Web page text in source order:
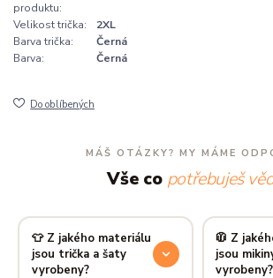
produktu:
Velikost trička:
2XL
Barva trička:
Černá
Barva:
Černá
Do oblíbených
MÁŠ OTÁZKY? MY MÁME
Vše co potřebuješ
👕 Z jakého materiálu
jsou trička a šaty
vyrobeny?
🧥 Z
jsou
vyrobeny?